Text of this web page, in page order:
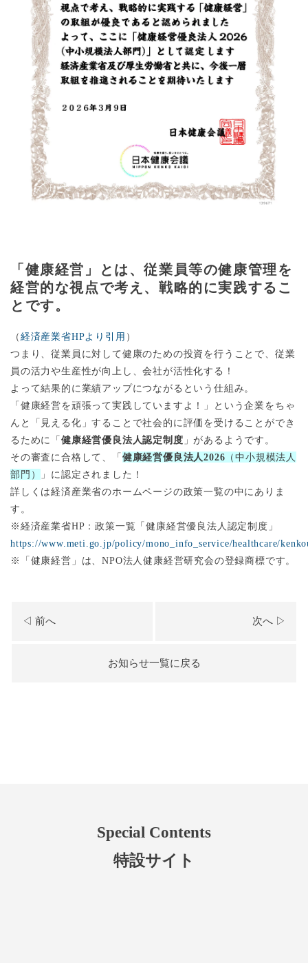
「健康経営」とは、従業員等の健康管理を
経営的な視点で考え、戦略的に実践するこ
とです。
（経済産業省HPより引用 ）
つまり、従業員に対して健康のための投資を行うことで、従業
員の活力や生産性が向上し、会社が活性化する！
よって結果的に業績アップにつながるという仕組み。
「健康経営を頑張って実践していますよ！」という企業をちゃ
んと「見える化」することで社会的に評価を受けることができ
るために「健康経営優良法人認定制度 」があるようです。
その審査に合格して、「健康経営優良法人2026 （中小規模法人
部門）
」に認定されました！
詳しくは経済産業省のホームページの政策一覧の中にありま
す。
※経済産業省HP：政策一覧「健康経営優良法人認定制度」
https://www.meti.go.jp/policy/mono_info_service/healthcare/
※「健康経営」は、NPO法人健康経営研究会の登録商標です。
◁ 前へ 次へ ▷
お知らせ一覧に戻る
Special Contents
特設サイト